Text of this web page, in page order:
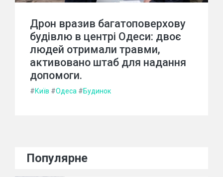
Дрон вразив багатоповерхову
будівлю в центрі Одеси: двоє
людей отримали травми,
активовано штаб для надання
допомоги.
#Київ #Одеса #Будинок
Популярне